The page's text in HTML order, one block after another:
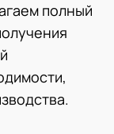
полный